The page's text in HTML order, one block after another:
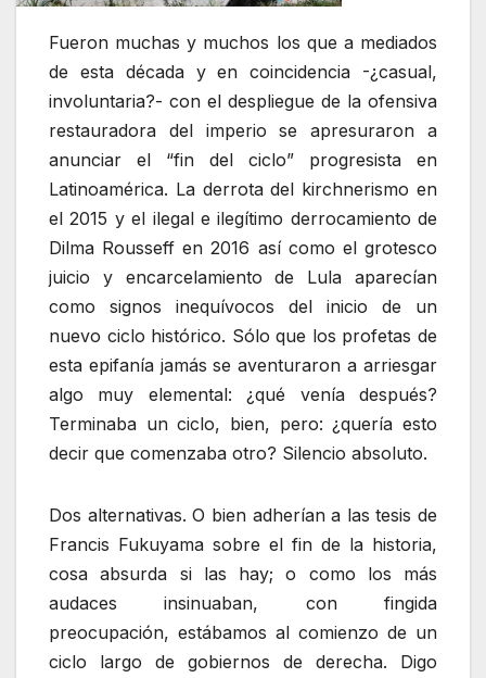
Fueron muchas y muchos los que a mediados
de esta década y en coincidencia -¿casual,
involuntaria?- con el despliegue de la ofensiva
restauradora del imperio se apresuraron a
anunciar el “fin del ciclo” progresista en
Latinoamérica. La derrota del kirchnerismo en
el 2015 y el ilegal e ilegítimo derrocamiento de
Dilma Rousseff en 2016 así como el grotesco
juicio y encarcelamiento de Lula aparecían
como signos inequívocos del inicio de un
nuevo ciclo histórico. Sólo que los profetas de
esta epifanía jamás se aventuraron a arriesgar
algo muy elemental: ¿qué venía después?
Terminaba un ciclo, bien, pero: ¿quería esto
decir que comenzaba otro? Silencio absoluto.
Dos alternativas. O bien adherían a las tesis de
Francis Fukuyama sobre el fin de la historia,
cosa absurda si las hay; o como los más
audaces insinuaban, con fingida
preocupación, estábamos al comienzo de un
ciclo largo de gobiernos de derecha. Digo